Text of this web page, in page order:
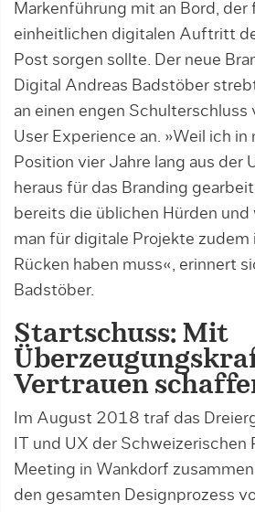
Markenführung mit an Bord, der
einheitlichen digita­len Auftritt
Post sorgen sollte. Der neue
Digital Andreas Badstöber
an einen engen Schulterschluss
User Experience an. »Weil ich
Position vier Jahre lang aus der
heraus für das Branding
bereits die üb­li­chen Hürden und
man für ­digitale Projekte zudem
Rücken haben muss«, erinnert
Badstöber.
Startschuss: Mit
Vertrauen
Im August 2018 traf das
IT und UX der Schwei­ze­rischen
Meeting in Wankdorf
den ge­sam­ten Design­pro­zess